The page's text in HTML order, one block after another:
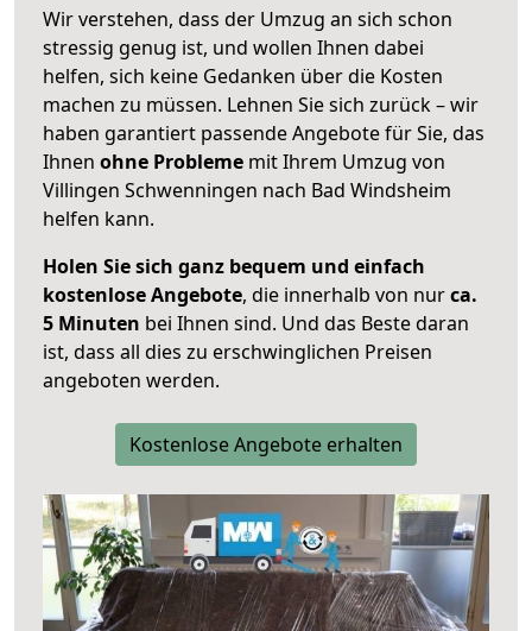
Wir verstehen, dass der Umzug an sich schon
stressig genug ist, und wollen Ihnen dabei
helfen, sich keine Gedanken über die Kosten
machen zu müssen. Lehnen Sie sich zurück – wir
haben garantiert passende Angebote für Sie, das
Ihnen ohne Probleme mit Ihrem Umzug von
Villingen Schwenningen nach Bad Windsheim
helfen kann.
Holen Sie sich ganz bequem und einfach
kostenlose Angebote, die innerhalb von nurca.
5 Minuten bei Ihnen sind. Und das Beste daran
ist, dass all dies zu erschwinglichen Preisen
angeboten werden.
Kostenlose Angebote erhalten